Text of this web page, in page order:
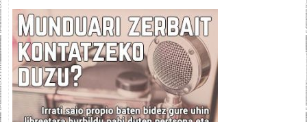
c
e
b
i
t
t
e
d